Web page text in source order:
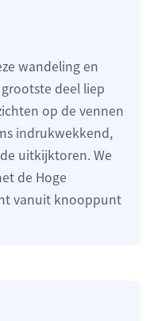
wandeling en
deel liep
op de vennen
indrukwekkend,
uitkijktoren. We
de Hoge
vanuit knooppunt